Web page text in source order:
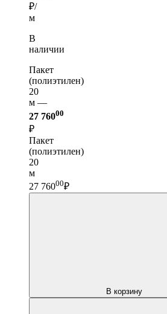
₽/
м
В
наличии
Пакет
(полиэтилен)
20
м —
27 76000
₽
Пакет
(полиэтилен)
20
м
27 76000₽
В корзину